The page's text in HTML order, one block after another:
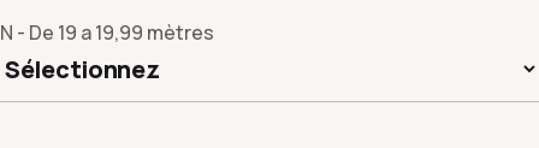
N - De 19 a 19,99 mètres